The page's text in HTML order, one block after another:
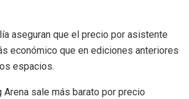
aseguran que el precio por asistente
económico que en ediciones anteriores
espacios.
Arena sale más barato por precio